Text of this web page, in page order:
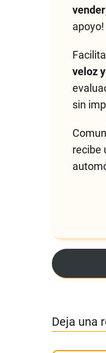
vender
apoyo!
veloz
sin
recibe
Deja una